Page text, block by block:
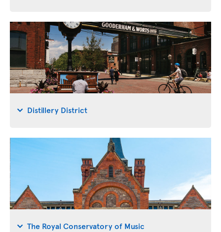
Distillery District
The Royal Conservatory of Music